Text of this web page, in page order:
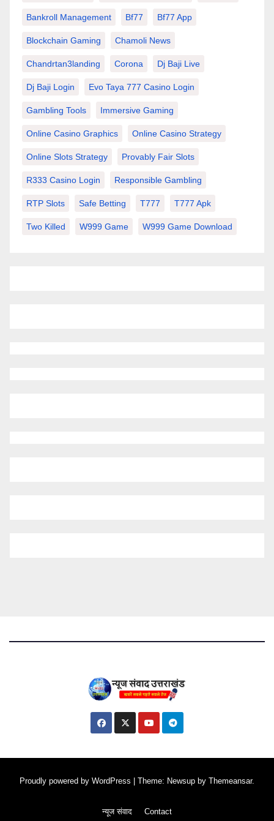
Bankroll Management Bf77 Bf77 App
Blockchain Gaming Chamoli News
Chandrtan3landing Corona Dj Baji Live
Dj Baji Login Evo Taya 777 Casino Login
Gambling Tools Immersive Gaming
Online Casino Graphics Online Casino Strategy
Online Slots Strategy Provably Fair Slots
R333 Casino Login Responsible Gambling
RTP Slots Safe Betting T777 T777 Apk
Two Killed W999 Game W999 Game Download
Proudly powered by WordPress | Theme: Newsup by Themeansar.
न्यूज संवाद Contact